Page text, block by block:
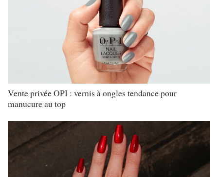
Vente privée OPI : vernis à ongles tendance pour
manucure au top